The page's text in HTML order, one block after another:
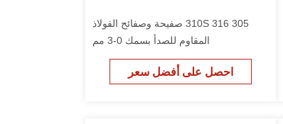
310S 316 305 صفيحة وصفائح الفولاذ
المقاوم للصدأ بسمك 0-3 مم
احصل على أفضل سعر